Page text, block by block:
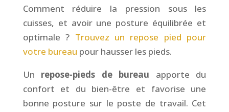
Comment réduire la pression sous les
cuisses, et avoir une posture équilibrée et
optimale ? Trouvez un repose pied pour
votre bureau pour hausser les pieds.
Un repose-pieds de bureau apporte du
confort et du bien-être et favorise une
bonne posture sur le poste de travail. Cet